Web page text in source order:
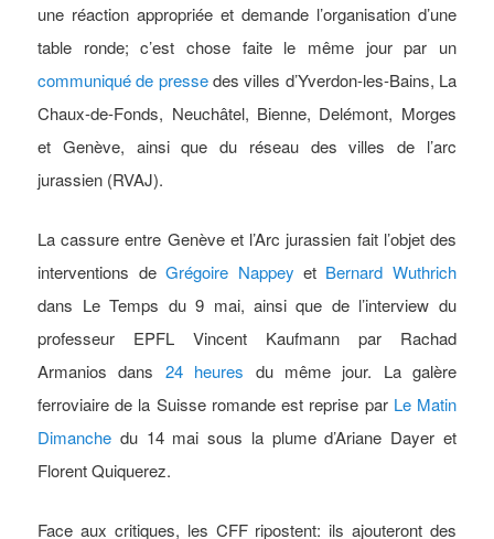
une réaction appropriée et demande l’organisation d’une
table ronde; c’est chose faite le même jour par un
communiqué de pressedes villes d’Yverdon-les-Bains, La
Chaux-de-Fonds, Neuchâtel, Bienne, Delémont, Morges
et Genève, ainsi que du réseau des villes de l’arc
jurassien (RVAJ).
La cassure entre Genève et l’Arc jurassien fait l’objet des
interventions deGrégoire Nappey et Bernard Wuthrich
dans Le Temps du 9 mai, ainsi que de l’interview du
professeur EPFL Vincent Kaufmann par Rachad
Armanios dans 24 heures du même jour. La galère
ferroviaire de la Suisse romande est reprise par Le Matin
Dimanche du 14 mai sous la plume d’Ariane Dayer et
Florent Quiquerez.
Face aux critiques, les CFF ripostent: ils ajouteront des